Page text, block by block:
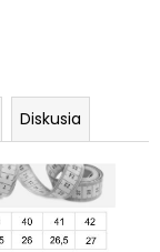
Diskusia